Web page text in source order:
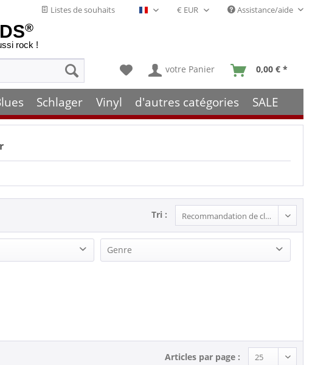
Listes de souhaits Français- FR Assistance/aide
®
rock !
votre Panier 0,00 € *
Schlager Vinyl d'autres catégories SALE
Tri :
Genre
Articles par page :